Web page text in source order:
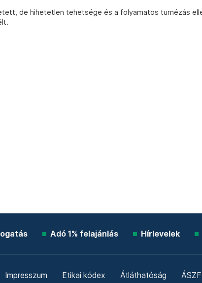
de hihetetlen tehetsége és a folyamatos turnézás
Adó 1% felajánlás Hírlevelek
Impresszum Etikai kódex Átláthatóság ÁSZF